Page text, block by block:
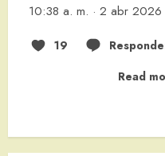
10:38 a. m. · 2 abr 2026
19
Read